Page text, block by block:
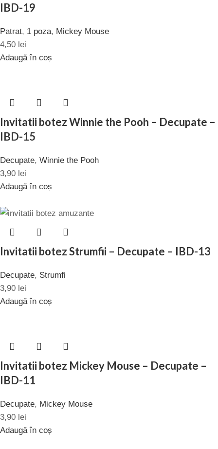
IBD-19
Patrat, 1 poza, Mickey Mouse
4,50 lei
Adaugă în coș
Invitatii botez Winnie the Pooh – Decupate –
IBD-15
Decupate, Winnie the Pooh
3,90 lei
Adaugă în coș
Invitatii botez Strumfii – Decupate – IBD-13
Decupate, Strumfi
3,90 lei
Adaugă în coș
Invitatii botez Mickey Mouse – Decupate –
IBD-11
Decupate, Mickey Mouse
3,90 lei
Adaugă în coș